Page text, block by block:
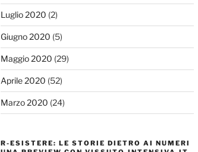
Luglio 2020 (2)
Giugno 2020 (5)
Maggio 2020 (29)
Aprile 2020 (52)
Marzo 2020 (24)
R-ESISTERE: LE STORIE DIETRO AI NUMERI